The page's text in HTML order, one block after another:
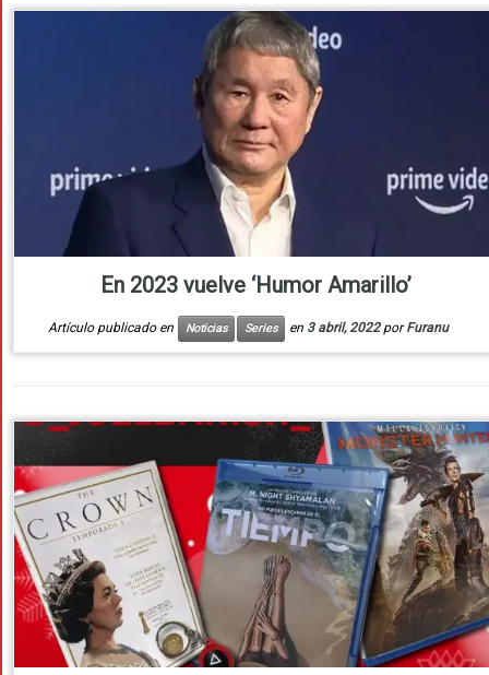
En 2023 vuelve ‘Humor Amarillo’
Artículo publicado en Noticias Series en 3 abril, 2022 porFuranu